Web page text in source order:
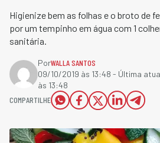
Higienize bem as folhas e o broto de
por um tempinho em água com 1
sanitária.
PorWALLA SANTOS
09/10/2019 às 13:48 - Última
às 13:48
COMPARTILHE